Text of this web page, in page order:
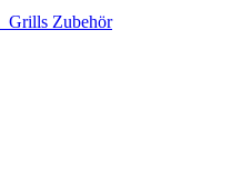
Grills Zubehör